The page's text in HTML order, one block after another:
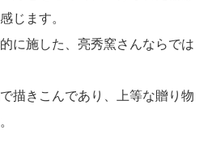
じます。
に施した、亮秀窯さんならでは
描きこんであり、上等な贈り物